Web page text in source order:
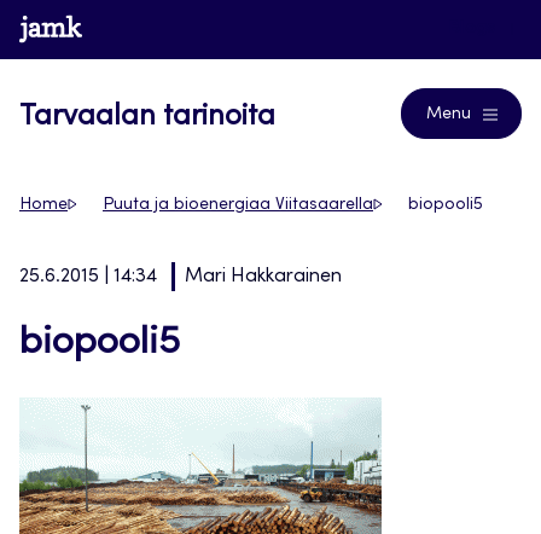
Siirry
suoraan
www.jamk.fi
Tarvaalan tarinoita Menu
Home Puuta ja bioenergiaa Viitasaarella biopooli5
25.6.2015 | 14:34 Mari Hakkarainen
biopooli5